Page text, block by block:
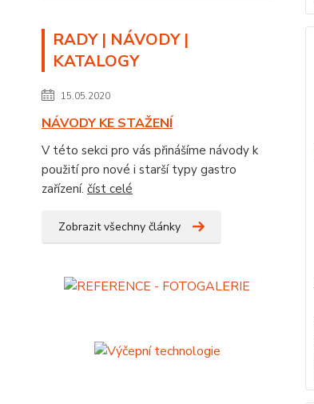
RADY | NÁVODY |
KATALOGY
15.05.2020
NÁVODY KE STAŽENÍ
V této sekci pro vás přinášíme návody k
použití pro nové i starší typy gastro
zařízení. číst celé
Zobrazit všechny články